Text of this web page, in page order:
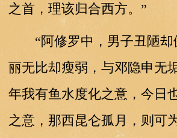
之首，理该归合西方。”
“阿修罗中，男子丑陋却
丽无比却瘦弱，与邓隐申无
年我有鱼水度化之意，今日
之意，那西昆仑孤月，则可